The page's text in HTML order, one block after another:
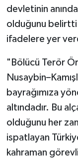
devletinin
olduğunu belirtti.
ifadelere yer
"Bölücü Terör
bayrağımıza
altındadır. Bu
olduğunu her
ispatlayan
kahraman